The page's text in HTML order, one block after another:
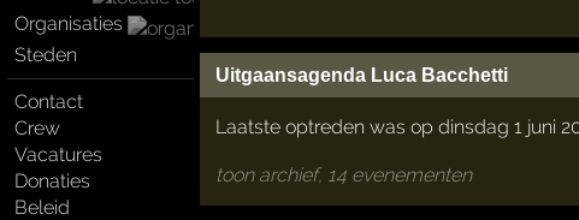
Organisaties
Steden
Contact
Crew
Vacatures
Donaties
Beleid
Uitgaansagenda Luca Bacchetti
Laatste optreden was op dinsdag 1 juni
toon archief, 14 evenementen